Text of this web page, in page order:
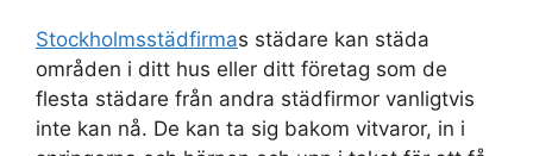
Stockholmsstädfirmas städare kan städa
områden i ditt hus eller ditt företag som de
flesta städare från andra städfirmor vanligtvis
inte kan nå. De kan ta sig bakom vitvaror, in i